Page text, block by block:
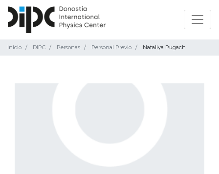
Inicio DIPC Personas Personal Previo Nataliya Pugach